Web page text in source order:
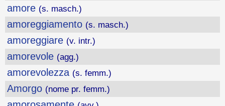
amore (s. masch.)
amoreggiamento (s. masch.)
amoreggiare (v. intr.)
amorevole (agg.)
amorevolezza (s. femm.)
Amorgo (nome pr. femm.)